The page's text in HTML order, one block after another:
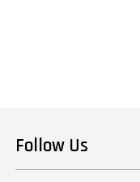
Follow Us